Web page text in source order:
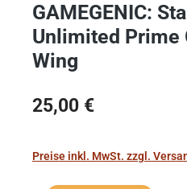
GAMEGENIC:
Unlimited Prime
Wing
Regulärer Preis:
25,00 €
Preise inkl. MwSt. zzgl.